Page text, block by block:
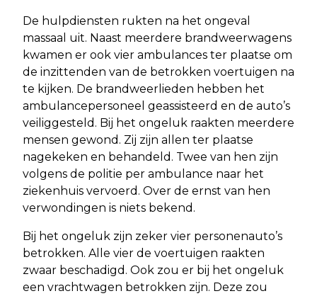
De hulpdiensten rukten na het ongeval
massaal uit. Naast meerdere brandweerwagens
kwamen er ook vier ambulances ter plaatse om
de inzittenden van de betrokken voertuigen na
te kijken. De brandweerlieden hebben het
ambulancepersoneel geassisteerd en de auto’s
veiliggesteld. Bij het ongeluk raakten meerdere
mensen gewond. Zij zijn allen ter plaatse
nagekeken en behandeld. Twee van hen zijn
volgens de politie per ambulance naar het
ziekenhuis vervoerd. Over de ernst van hen
verwondingen is niets bekend.
Bij het ongeluk zijn zeker vier personenauto’s
betrokken. Alle vier de voertuigen raakten
zwaar beschadigd. Ook zou er bij het ongeluk
een vrachtwagen betrokken zijn. Deze zou